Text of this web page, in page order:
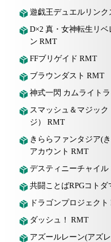
遊戯王デュエルリンク
D×2 真・女神転生リベ
ン RMT
FFブリゲイド RMT
ブラウンダスト RMT
神式一閃 カムライト
スマッシュ＆マジック
ジ） RMT
きららファンタジア(
アカウント RMT
デスティニーチャイル
共闘ことばRPGコトダ
ドラゴンプロジェクト
ダッシュ！ RMT
アズールレーン(アズ